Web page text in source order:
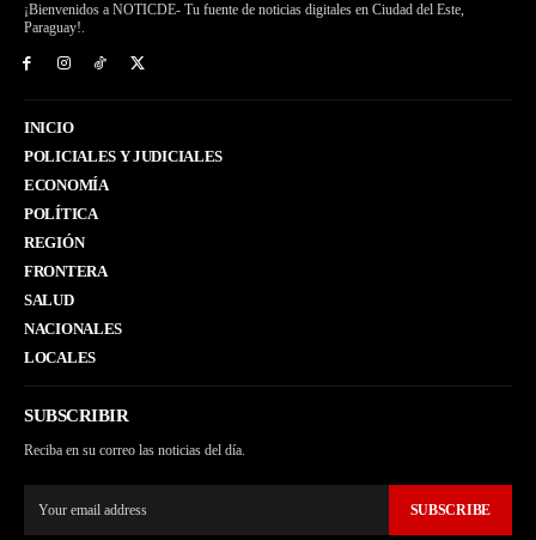
¡Bienvenidos a NOTICDE- Tu fuente de noticias digitales en Ciudad del Este,
Paraguay!.
INICIO
POLICIALES Y JUDICIALES
ECONOMÍA
POLÍTICA
REGIÓN
FRONTERA
SALUD
NACIONALES
LOCALES
SUBSCRIBIR
Reciba en su correo las noticias del día.
SUBSCRIBE